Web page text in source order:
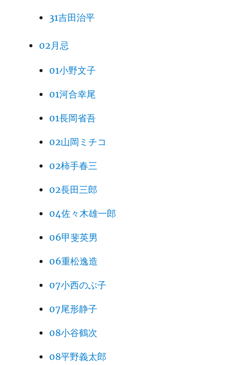
31吉田治平
02月忌
01小野文子
01河合幸尾
01長岡省吾
02山岡ミチコ
02柿手春三
02長田三郎
04佐々木雄一郎
06甲斐英男
06重松逸造
07小西のぶ子
07尾形静子
08小谷鶴次
08平野義太郎